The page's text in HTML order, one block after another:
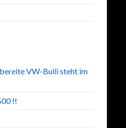
VW-Bulli steht im
!!